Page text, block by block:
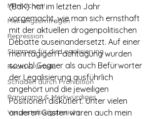
Mitmachen!
Meinungsumfragen
Repression
Stimmen für die Legalisierung
Recht & Urteile
Schäden durch Prohibition
Panorama & Merkwürdiges
Veranstaltungsbericht
(BdK) hat im letzten Jahr
vorgemacht, wie man sich ernsthaft
mit der aktuellen drogenpolitischen
Debatte auseinandersetzt. Auf einer
mehrtägigen Fachtagung wurden
sowohl Gegner als auch Befürworter
der Legalisierung ausführlich
angehört und die jeweiligen
Positionen diskutiert. Unter vielen
anderen Gästen waren auch mein